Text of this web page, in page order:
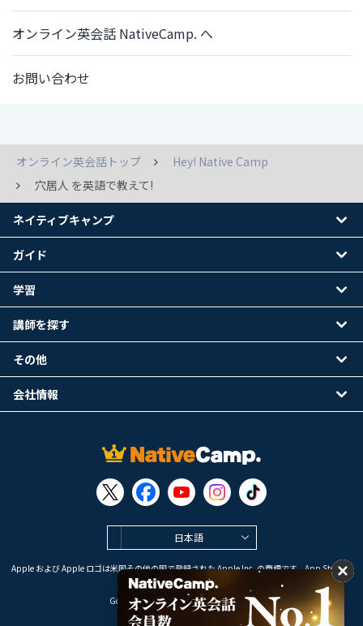
オンライン英会話 NativeCamp. へ
お問い合わせ
オンライン英会話トップ
Hey! Native Camp
穴居人 を英語で教えて!
日本語
Apple および Apple ロゴは米国その他の国で登録された Apple Inc. の商標です。App Store は
Apple Inc. のサービスマークです。
Google Play は Google LLC の商標です。
ネイティブキャンプ
ガイド
学習
講師を探す
その他
会社情報